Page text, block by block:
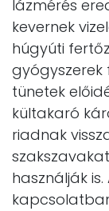
lázmérés
kevernek
húgyúti
tünetek
kültakaró
riadnak
használják